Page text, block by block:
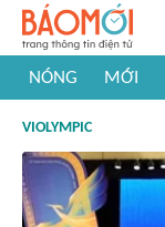
NÓNG MỚI
#Khám phá Việt Nam
VIOLYMPIC